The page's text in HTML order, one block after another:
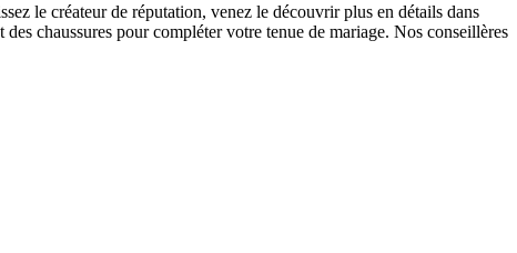
le créateur de réputation, venez le découvrir plus en détails dans
chaussures pour compléter votre tenue de mariage. Nos conseillères